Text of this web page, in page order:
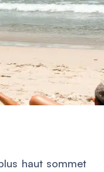
haut sommet